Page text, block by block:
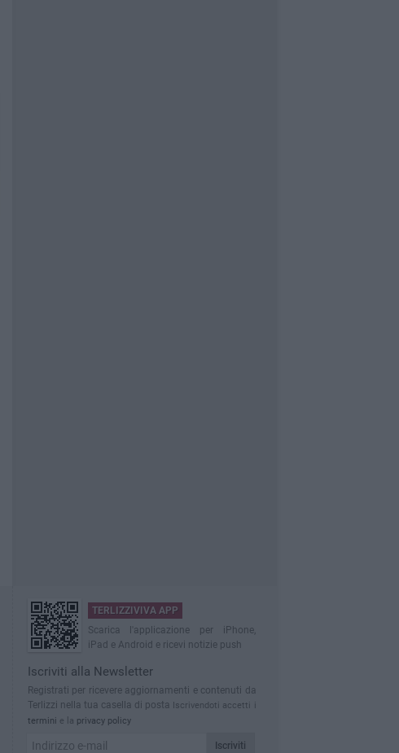
TERLIZZIVIVA APP
Scarica l'applicazione per iPhone,
iPad e Android e ricevi notizie push
Iscriviti alla Newsletter
Registrati per ricevere aggiornamenti e contenuti da
Terlizzi nella tua casella di posta Iscrivendoti accetti i
termini e la privacy policy
Iscriviti